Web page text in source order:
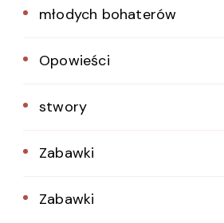
młodych bohaterów
Opowieści
stwory
Zabawki
Zabawki